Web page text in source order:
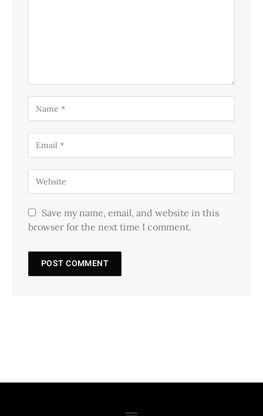
Save my name, email, and website in this
browser for the next time I comment.